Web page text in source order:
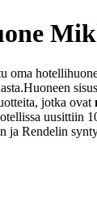
oma
Huoneen
jotka ovat
uusittiin
Rendelin